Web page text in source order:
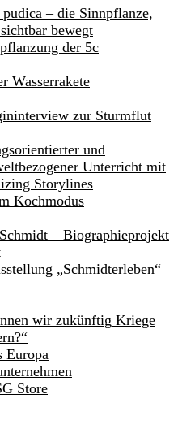
– die Sinnpflanze,
bewegt
der 5c
Wasserrakete
zur Sturmflut
und
Unterricht mit
Storylines
Kochmodus
– Biographieprojekt
„Schmidterleben“
wir zukünftig Kriege
Europa
Store